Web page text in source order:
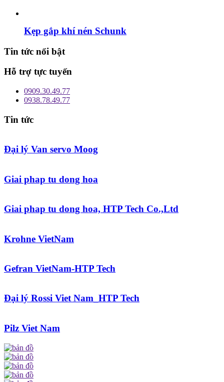
Kẹp gắp khí nén Schunk
Tin tức nổi bật
Hỗ trợ tực tuyến
0909.30.49.77
0938.78.49.77
Tin tức
Đại lý Van servo Moog
Giai phap tu dong hoa
Giai phap tu dong hoa, HTP Tech Co.,Ltd
Krohne VietNam
Gefran VietNam-HTP Tech
Đại lý Rossi Viet Nam_HTP Tech
Pilz Viet Nam